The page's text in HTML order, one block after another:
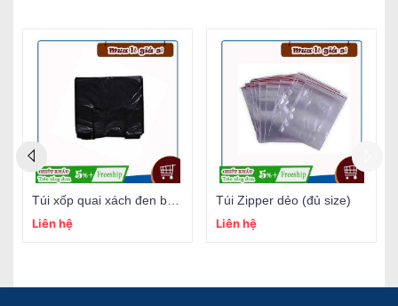
Liên hệ
Túi Zipper dẻo (đủ size)
Liên hệ